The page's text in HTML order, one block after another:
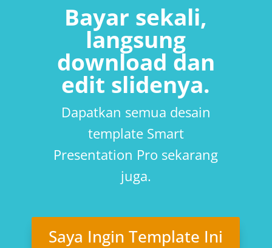
Bayar sekali,
langsung
download dan
edit slidenya.
Dapatkan semua desain
template Smart
Presentation Pro sekarang
juga.
Saya Ingin Template Ini